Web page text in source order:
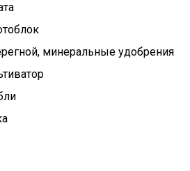
минеральные удобрения